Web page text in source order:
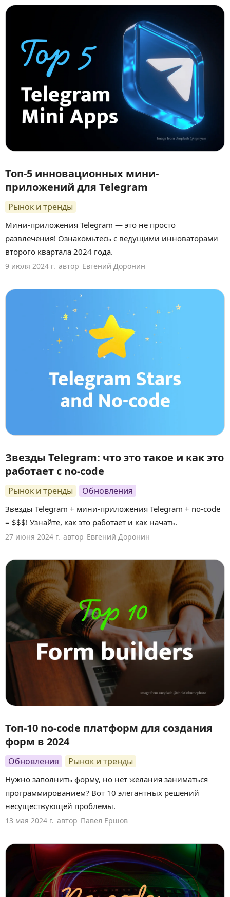
Топ-5 инновационных мини-
приложений для Telegram
Рынок и тренды
Мини-приложения Telegram — это не просто
развлечения! Ознакомьтесь с ведущими инноваторами
второго квартала 2024 года.
9 июля 2024 г. автор Евгений Доронин
Звезды Telegram: что это такое и как это
работает с no-code
Рынок и тренды Обновления
Звезды Telegram + мини-приложения Telegram + no-code
= $$$! Узнайте, как это работает и как начать.
27 июня 2024 г. автор Евгений Доронин
Топ-10 no-code платформ для создания
форм в 2024
Обновления Рынок и тренды
Нужно заполнить форму, но нет желания заниматься
программированием? Вот 10 элегантных решений
несуществующей проблемы.
13 мая 2024 г. автор Павел Ершов